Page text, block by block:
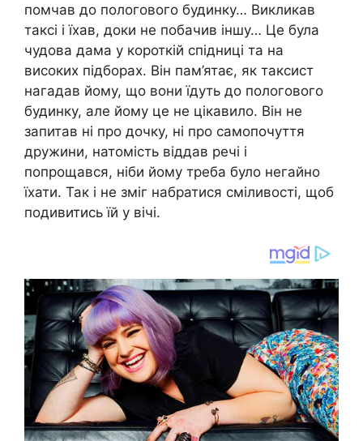
помчав до пологового будинку… Викликав
таксі і їхав, доки не побачив іншу… Це була
чудова дама у короткій спідниці та на
високих підборах. Він пам’ятає, як таксист
нагадав йому, що вони їдуть до пологового
будинку, але йому це не цікавило. Він не
запитав ні про дочку, ні про самопочуття
дружини, натомість віддав речі і
попрощався, ніби йому треба було негайно
їхати. Так і не зміг набратися сміливості, щоб
подивитись їй у вічі.